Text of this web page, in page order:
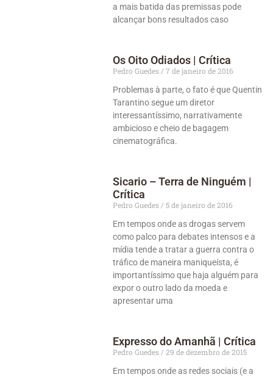
a mais batida das premissas pode
alcançar bons resultados caso
Os Oito Odiados | Crítica
Pedro Guedes
7 de janeiro de 2016
Problemas à parte, o fato é que Quentin
Tarantino segue um diretor
interessantíssimo, narrativamente
ambicioso e cheio de bagagem
cinematográfica.
Sicario – Terra de Ninguém |
Crítica
Pedro Guedes
5 de janeiro de 2016
Em tempos onde as drogas servem
como palco para debates intensos e a
mídia tende a tratar a guerra contra o
tráfico de maneira maniqueísta, é
importantíssimo que haja alguém para
expor o outro lado da moeda e
apresentar uma
Expresso do Amanhã | Crítica
Pedro Guedes
29 de dezembro de 2015
Em tempos onde as redes sociais (e a